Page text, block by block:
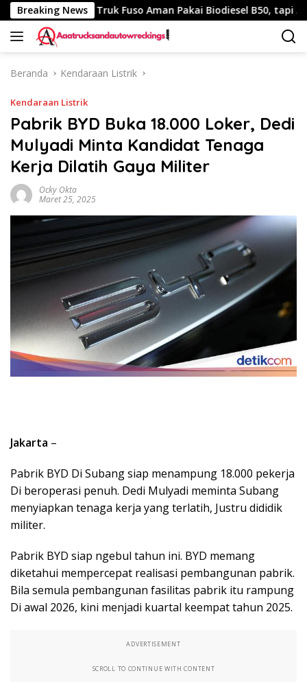
Langsung
ke
konten
Breaking News
Km Truk Fuso Aman Pakai Biodiesel B50, tapi Ada
Beranda Kendaraan Listrik
Kendaraan Listrik
Pabrik BYD Buka 18.000 Loker, Dedi
Mulyadi Minta Kandidat Tenaga
Kerja Dilatih Gaya Militer
Ocky Okta
Maret 25, 2025
Jakarta –
Pabrik BYD Di Subang siap menampung 18.000 pekerja
Di beroperasi penuh. Dedi Mulyadi meminta Subang
menyiapkan tenaga kerja yang terlatih, Justru dididik
militer.
Pabrik BYD siap ngebul tahun ini. BYD memang
diketahui mempercepat realisasi pembangunan pabrik.
Bila semula pembangunan fasilitas pabrik itu rampung
Di awal 2026, kini menjadi kuartal keempat tahun 2025.
ADVERTISEMENT
SCROLL TO CONTINUE WITH CONTENT